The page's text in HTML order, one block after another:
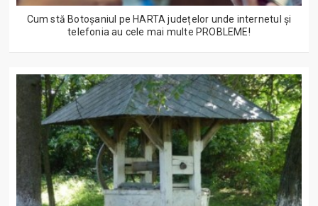
Cum stă Botoșaniul pe HARTA județelor unde internetul și
telefonia au cele mai multe PROBLEME!